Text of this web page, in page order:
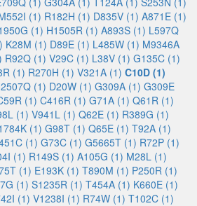
(1) R182H (1) D835V (1) A871E (1)
(1) H1505R (1) A893S (1) L597Q
K28M (1) D89E (1) L485W (1) M9346A
R92Q (1) V29C (1) L38V (1) G135C (1)
(1) R270H (1) V321A (1) C10D (1)
(1) D20W (1) G309A (1) G309E
(1) C416R (1) G71A (1) Q61R (1)
(1) V941L (1) Q62E (1) R389G (1)
(1) G98T (1) Q65E (1) T92A (1)
(1) G73C (1) G5665T (1) R72P (1)
(1) R149S (1) A105G (1) M28L (1)
(1) E193K (1) T890M (1) P250R (1)
(1) S1235R (1) T454A (1) K660E (1)
(1) V1238I (1) R74W (1) T102C (1)